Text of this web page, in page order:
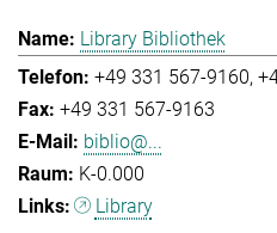
Library Bibliothek
+49 331 567-9160
+49 331 567-9163
biblio@...
K-0.000
Library